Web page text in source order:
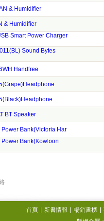
& Humidifier
& Humidifier
Smart Power Charger
Sound Bytes
Handfree
BT Speaker
Bank(Victoria Har
Bank(Kowloon
首頁 新書情報 暢銷書榜